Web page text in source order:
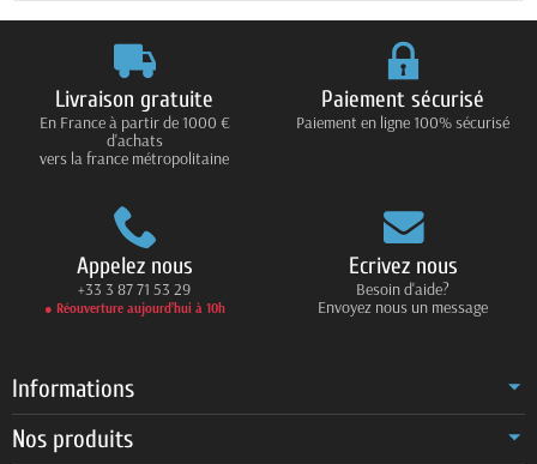
Livraison gratuite
En France à partir de 1000 €
d'achats
vers la france métropolitaine
Paiement sécurisé
Paiement en ligne 100% sécurisé
Appelez nous
+33 3 87 71 53 29
● Réouverture aujourd’hui à 10h
Ecrivez nous
Besoin d'aide?
Envoyez nous un message
Informations
Nos produits